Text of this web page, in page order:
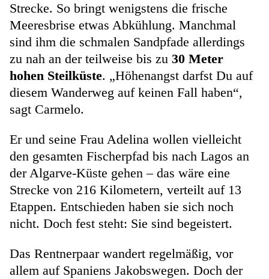
Strecke. So bringt wenigstens die frische
Meeresbrise etwas Abkühlung. Manchmal
sind ihm die schmalen Sandpfade allerdings
zu nah an der teilweise bis zu 30 Meter
hohen Steilküste. „Höhenangst darfst Du auf
diesem Wanderweg auf keinen Fall haben“,
sagt Carmelo.
Er und seine Frau Adelina wollen vielleicht
den gesamten Fischerpfad bis nach Lagos an
der Algarve-Küste gehen – das wäre eine
Strecke von 216 Kilometern, verteilt auf 13
Etappen. Entschieden haben sie sich noch
nicht. Doch fest steht: Sie sind begeistert.
Das Rentnerpaar wandert regelmäßig, vor
allem auf Spaniens Jakobswegen. Doch der